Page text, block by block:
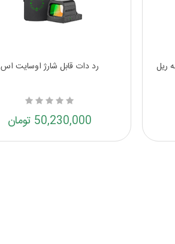
ریل رد دات قابل شارژ اوسایت اس
50,230,000 تومان